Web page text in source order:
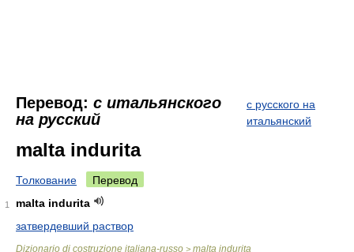
Перевод: с итальянского
на русский
с русского на
итальянский
malta indurita
Толкование Перевод
1
malta indurita
затвердевший раствор
Dizionario di costruzione italiana-russo > malta indurita